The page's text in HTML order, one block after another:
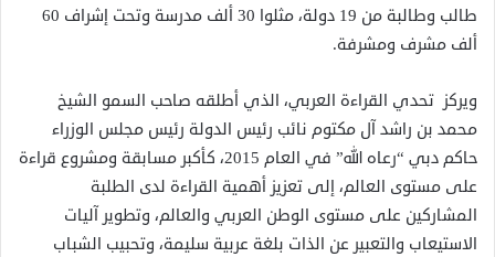
طالب وطالبة من 19 دولة، مثلوا 30 ألف مدرسة وتحت إشراف 60
ألف مشرف ومشرفة.
ويركز تحدي القراءة العربي، الذي أطلقه صاحب السمو الشيخ
محمد بن راشد آل مكتوم نائب رئيس الدولة رئيس مجلس الوزراء
حاكم دبي “رعاه الله” في العام 2015، كأكبر مسابقة ومشروع قراءة
على مستوى العالم، إلى تعزيز أهمية القراءة لدى الطلبة
المشاركين على مستوى الوطن العربي والعالم، وتطوير آليات
الاستيعاب والتعبير عن الذات بلغة عربية سليمة، وتحبيب الشباب